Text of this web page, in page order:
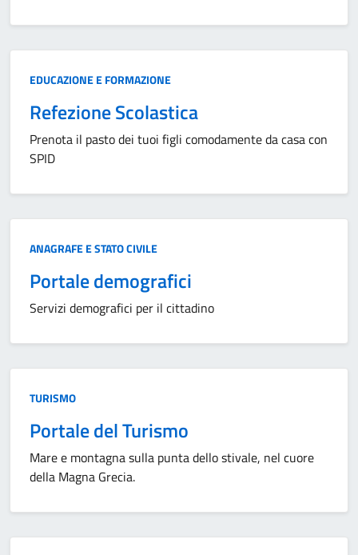
Categoria:
EDUCAZIONE E FORMAZIONE
Refezione Scolastica
Prenota il pasto dei tuoi figli comodamente da casa con
SPID
Categoria:
ANAGRAFE E STATO CIVILE
Portale demografici
Servizi demografici per il cittadino
Categoria:
TURISMO
Portale del Turismo
Mare e montagna sulla punta dello stivale, nel cuore
della Magna Grecia.